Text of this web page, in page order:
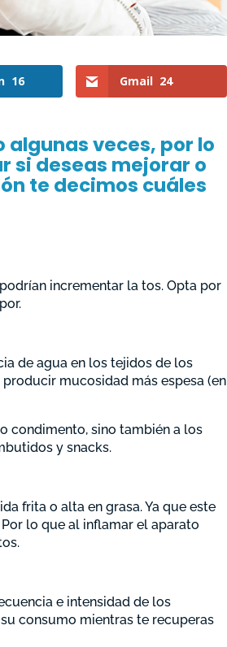
16 Gmail 24
veces, por lo
si deseas mejorar o
te decimos cuáles
incrementar la tos. Opta por
de agua en los tejidos de los
mucosidad más espesa (en
condimento, sino también a los
y snacks.
frita o alta en grasa. Ya que este
lo que al inflamar el aparato
e intensidad de los
consumo mientras te recuperas